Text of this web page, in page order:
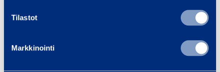
Tilastot
MarkkinointiTeleskoptruck lyfthöjd
MERLO TF33.9 JCB